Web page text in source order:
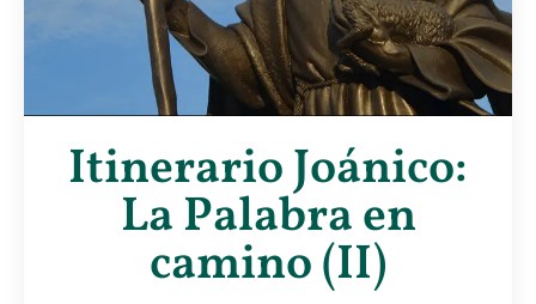
Itinerario Joánico:
La Palabra en
camino (II)